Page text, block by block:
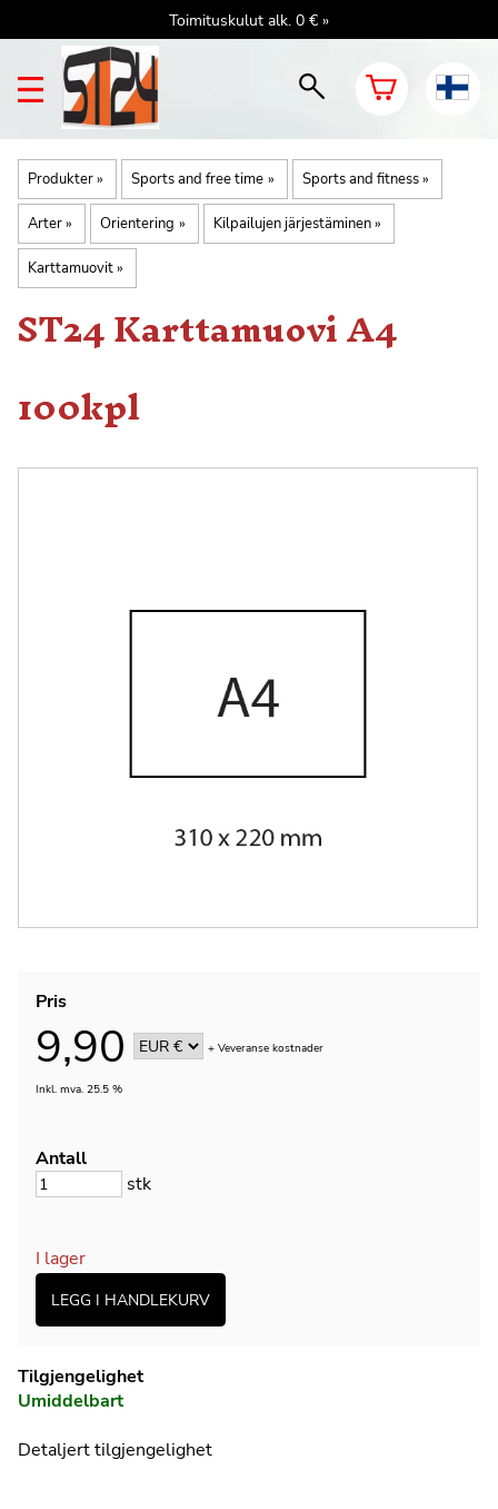
Toimituskulut alk. 0 € »
Produkter‪» Sports and free time ‪» Sports and fitness‪»
Arter‪» Orientering ‪» Kilpailujen järjestäminen‪»
Karttamuovit‪»
ST24Karttamuovi A4
100kpl
Pris
9,90 +Veveranse kostnader
Inkl. mva. 25.5 %
Antall
stk
I lager
Tilgjengelighet
Umiddelbart
Detaljert tilgjengelighet